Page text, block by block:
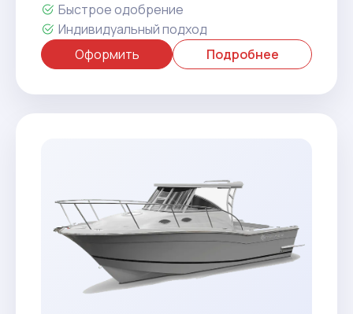
Быстрое одобрение
Индивидуальный подход
Оформить
Подробнее